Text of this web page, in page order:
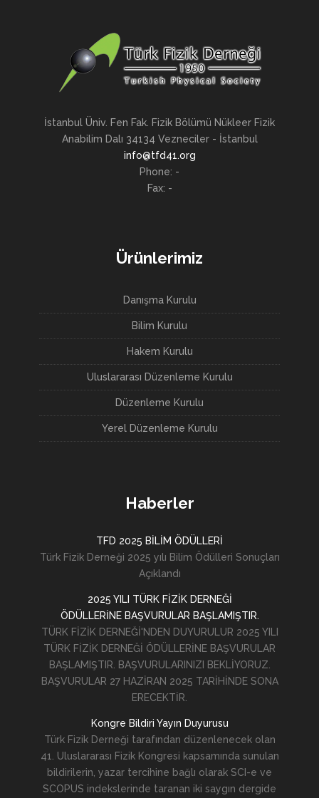
İstanbul Üniv. Fen Fak. Fizik Bölümü Nükleer Fizik
Anabilim Dalı 34134 Vezneciler - İstanbul
info@tfd41.org
Phone: -
Fax: -
Ürünlerimiz
Danışma Kurulu
Bilim Kurulu
Hakem Kurulu
Uluslararası Düzenleme Kurulu
Düzenleme Kurulu
Yerel Düzenleme Kurulu
Haberler
TFD 2025 BİLİM ÖDÜLLERİ
Türk Fizik Derneği 2025 yılı Bilim Ödülleri Sonuçları
Açıklandı
2025 YILI TÜRK FİZİK DERNEĞİ
ÖDÜLLERİNE BAŞVURULAR BAŞLAMIŞTIR.
TÜRK FİZİK DERNEĞİ'NDEN DUYURULUR 2025 YILI
TÜRK FİZİK DERNEĞİ ÖDÜLLERİNE BAŞVURULAR
BAŞLAMIŞTIR. BAŞVURULARINIZI BEKLİYORUZ.
BAŞVURULAR 27 HAZİRAN 2025 TARİHİNDE SONA
ERECEKTİR.
Kongre Bildiri Yayın Duyurusu
Türk Fizik Derneği tarafından düzenlenecek olan
41. Uluslararası Fizik Kongresi kapsamında sunulan
bildirilerin, yazar tercihine bağlı olarak SCI-e ve
SCOPUS indekslerinde taranan iki saygın dergide